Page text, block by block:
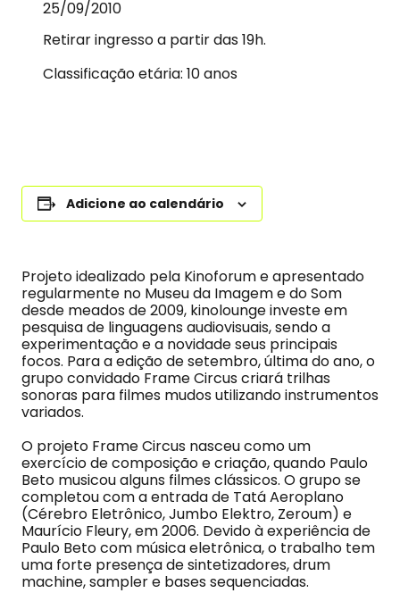
25/09/2010
Retirar ingresso a partir das 19h.
Classificação etária: 10 anos
Adicione ao calendário
Projeto idealizado pela Kinoforum e apresentado
regularmente no Museu da Imagem e do Som
desde meados de 2009, kinolounge investe em
pesquisa de linguagens audiovisuais, sendo a
experimentação e a novidade seus principais
focos. Para a edição de setembro, última do ano, o
grupo convidado Frame Circus criará trilhas
sonoras para filmes mudos utilizando instrumentos
variados.
O projeto Frame Circus nasceu como um
exercício de composição e criação, quando Paulo
Beto musicou alguns filmes clássicos. O grupo se
completou com a entrada de Tatá Aeroplano
(Cérebro Eletrônico, Jumbo Elektro, Zeroum) e
Maurício Fleury, em 2006. Devido à experiência de
Paulo Beto com música eletrônica, o trabalho tem
uma forte presença de sintetizadores, drum
machine, sampler e bases sequenciadas.